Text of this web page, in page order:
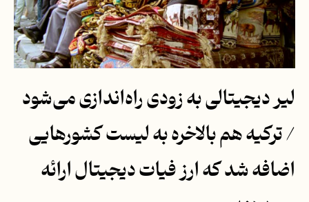
لیر دیجیتالی به زودی راه‌اندازی می‌شود
/ ترکیه هم بالاخره به لیست کشورهایی
اضافه شد که ارز فیات دیجیتال ارائه